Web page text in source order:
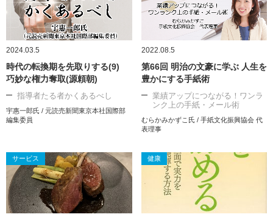
2024.03.5
時代の転換期を先取りする(9)
巧妙な権力奪取(源頼朝)
指導者たる者かくあるべし
宇惠一郎氏 / 元読売新聞東京本社国際部
編集委員
2022.08.5
第66回 明治の文豪に学ぶ 人生を
豊かにする手紙術
業績アップにつながる！ワンラ
ンク上の手紙・メール術
むらかみかずこ氏 / 手紙文化振興協会 代
表理事
サービス 健康